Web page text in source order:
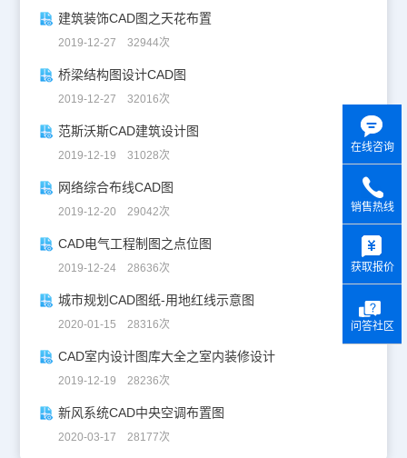
建筑装饰CAD图之天花布置
2019-12-27 32944次
桥梁结构图设计CAD图
2019-12-27 32016次
范斯沃斯CAD建筑设计图
2019-12-19 31028次
网络综合布线CAD图
2019-12-20 29042次
CAD电气工程制图之点位图
2019-12-24 28636次
城市规划CAD图纸-用地红线示意图
2020-01-15 28316次
CAD室内设计图库大全之室内装修设计
2019-12-19 28236次
新风系统CAD中央空调布置图
2020-03-17 28177次
在线咨询
销售热线
获取报价
问答社区